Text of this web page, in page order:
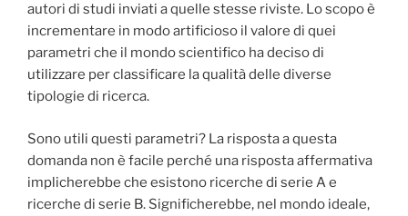
autori di studi inviati a quelle stesse riviste. Lo scopo è
incrementare in modo artificioso il valore di quei
parametri che il mondo scientifico ha deciso di
utilizzare per classificare la qualità delle diverse
tipologie di ricerca.
Sono utili questi parametri? La risposta a questa
domanda non è facile perché una risposta affermativa
implicherebbe che esistono ricerche di serie A e
ricerche di serie B. Significherebbe, nel mondo ideale,